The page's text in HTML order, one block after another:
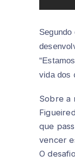
vida dos
Sobre a
que
vencer
O